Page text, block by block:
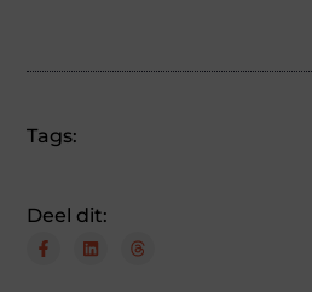
Tags:
Deel dit: